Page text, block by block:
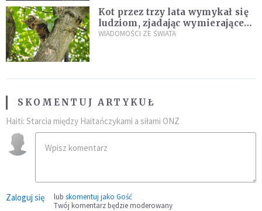
Kot przez trzy lata wymykał się
ludziom, zjadając wymierające
kaczki. W końcu popełnił
WIADOMOŚCI ZE ŚWIATA
SKOMENTUJ ARTYKUŁ
Haiti: Starcia między Haitańczykami a siłami ONZ
Zaloguj się lub skomentuj jako Gość
Twój komentarz będzie moderowany